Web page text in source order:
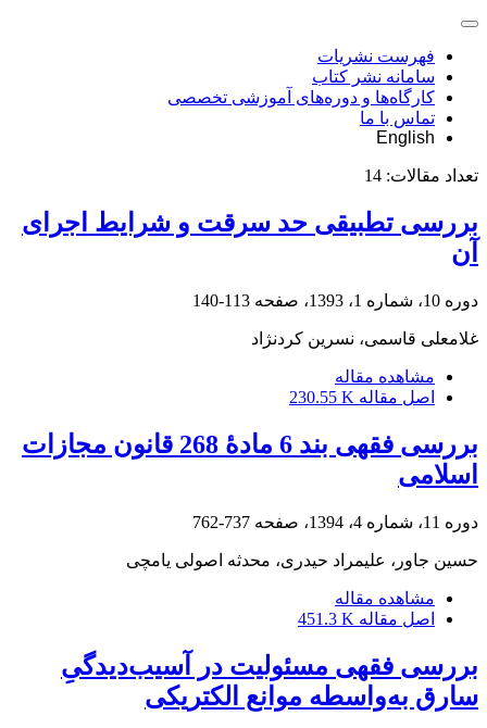
فهرست نشریات
سامانه نشر کتاب
کارگاه‌ها و دوره‌های آموزشی تخصصی
تماس با ما
English
تعداد مقالات: 14
بررسی تطبیقی حد سرقت و شرایط اجرای
آن
دوره 10، شماره 1، 1393، صفحه 113-140
غلامعلی قاسمی، نسرین کردنژاد
مشاهده مقاله
اصل مقاله 230.55 K
بررسی فقهی بند 6 مادۀ 268 قانون مجازات
اسلامی
دوره 11، شماره 4، 1394، صفحه 737-762
حسین جاور، علیمراد حیدری، محدثه اصولی یامچی
مشاهده مقاله
اصل مقاله 451.3 K
بررسی فقهی مسئولیت در آسیب‌دیدگیِ
سارق به‌واسطه موانع الکتریکی